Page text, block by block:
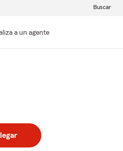
a un agente
Buscar